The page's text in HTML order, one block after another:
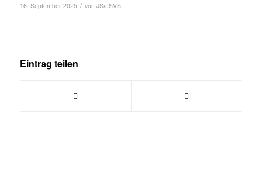
16. September 2025 / von JSatSVS
Eintrag teilen